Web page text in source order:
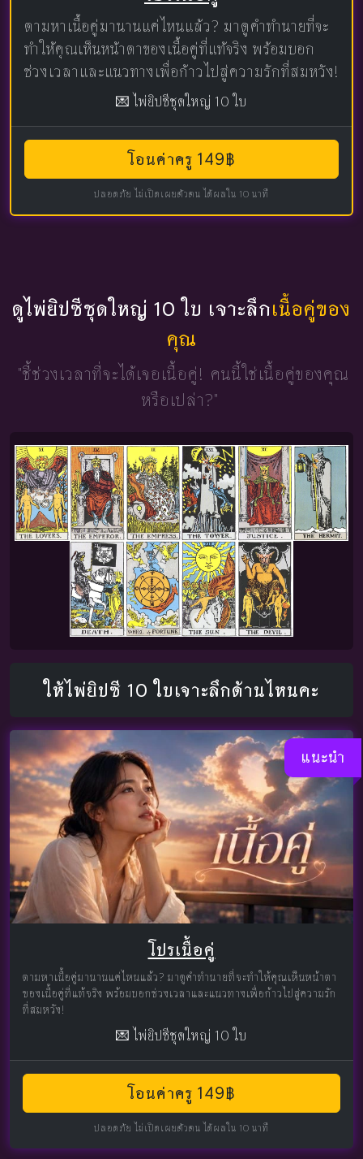
ตามหาเนื้อคู่มานานแค่ไหนแล้ว? มาดูคำทำนายที่จะ
ทำให้คุณเห็นหน้าตาของเนื้อคู่ที่แท้จริง พร้อมบอก
ช่วงเวลาและแนวทางเพื่อก้าวไปสู่ความรักที่สมหวัง!
💌 ไพ่ยิปซีชุดใหญ่ 10 ใบ
โอนค่าครู 149฿
ปลอดภัย ไม่เปิดเผยตัวตน ได้ผลใน 10 นาที
ดูไพ่ยิปซีชุดใหญ่ 10 ใบ เจาะลึกเนื้อคู่ของ
คุณ
"ชี้ช่วงเวลาที่จะได้เจอเนื้อคู่! คนนี้ใช่เนื้อคู่ของคุณ
หรือเปล่า?"
ให้ไพ่ยิปซี 10 ใบเจาะลึกด้านไหนคะ
แนะนำ
โปรเนื้อคู่
ตามหาเนื้อคู่มานานแค่ไหนแล้ว? มาดูคำทำนายที่จะทำให้คุณเห็นหน้าตา
ของเนื้อคู่ที่แท้จริง พร้อมบอกช่วงเวลาและแนวทางเพื่อก้าวไปสู่ความรัก
ที่สมหวัง!
💌 ไพ่ยิปซีชุดใหญ่ 10 ใบ
โอนค่าครู 149฿
ปลอดภัย ไม่เปิดเผยตัวตน ได้ผลใน 10 นาที